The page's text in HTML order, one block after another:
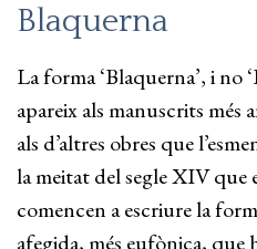
Blaquerna
La forma ‘Blaquerna’, i no
apareix als manuscrits més
als d’altres obres que
la meitat del segle XIV que
comencen a escriure la
afegida, més eufònica, que